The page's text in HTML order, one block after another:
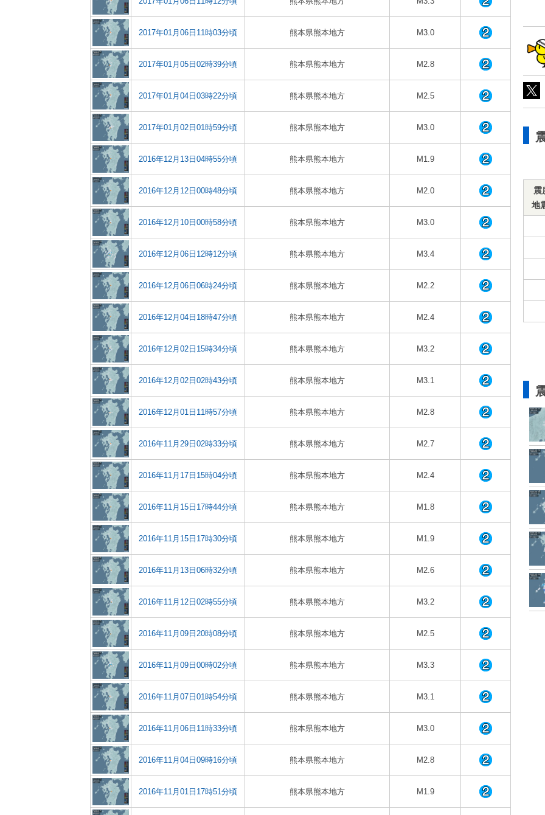
2017年01月06日11時03分頃 熊本県熊本地方 M3.0
2017年01月05日02時39分頃 熊本県熊本地方 M2.8
2017年01月04日03時22分頃 熊本県熊本地方 M2.5
2017年01月02日01時59分頃 熊本県熊本地方 M3.0
2016年12月13日04時55分頃 熊本県熊本地方 M1.9
2016年12月12日00時48分頃 熊本県熊本地方 M2.0
2016年12月10日00時58分頃 熊本県熊本地方 M3.0
2016年12月06日12時12分頃 熊本県熊本地方 M3.4
2016年12月06日06時24分頃 熊本県熊本地方 M2.2
2016年12月04日18時47分頃 熊本県熊本地方 M2.4
2016年12月02日15時34分頃 熊本県熊本地方 M3.2
2016年12月02日02時43分頃 熊本県熊本地方 M3.1
2016年12月01日11時57分頃 熊本県熊本地方 M2.8
2016年11月29日02時33分頃 熊本県熊本地方 M2.7
2016年11月17日15時04分頃 熊本県熊本地方 M2.4
2016年11月15日17時44分頃 熊本県熊本地方 M1.8
2016年11月15日17時30分頃 熊本県熊本地方 M1.9
2016年11月13日06時32分頃 熊本県熊本地方 M2.6
2016年11月12日02時55分頃 熊本県熊本地方 M3.2
2016年11月09日20時08分頃 熊本県熊本地方 M2.5
2016年11月09日00時02分頃 熊本県熊本地方 M3.3
2016年11月07日01時54分頃 熊本県熊本地方 M3.1
2016年11月06日11時33分頃 熊本県熊本地方 M3.0
2016年11月04日09時16分頃 熊本県熊本地方 M2.8
2016年11月01日17時51分頃 熊本県熊本地方 M1.9
震
地